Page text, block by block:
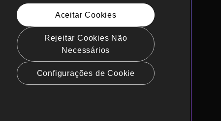
Aceitar Cookies
Rejeitar Cookies Não
Necessários
Configurações de Cookie